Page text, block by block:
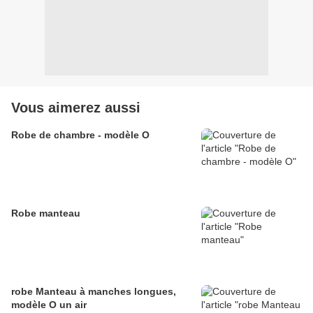
Vous aimerez aussi
Robe de chambre - modèle O
Robe manteau
robe Manteau à manches longues,
modèle O un air